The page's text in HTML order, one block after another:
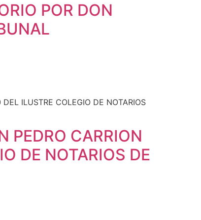
POR DON
PEDRO CARRION
DE NOTARIOS DE